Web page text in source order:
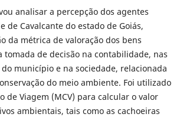
analisar a percepção dos agentes
de Cavalcante do estado de Goiás,
da métrica de valoração dos bens
tomada de decisão na contabilidade, nas
município e na sociedade, relacionada
do meio ambiente. Foi utilizado
de Viagem (MCV) para calcular o valor
ambientais, tais como as cachoeiras